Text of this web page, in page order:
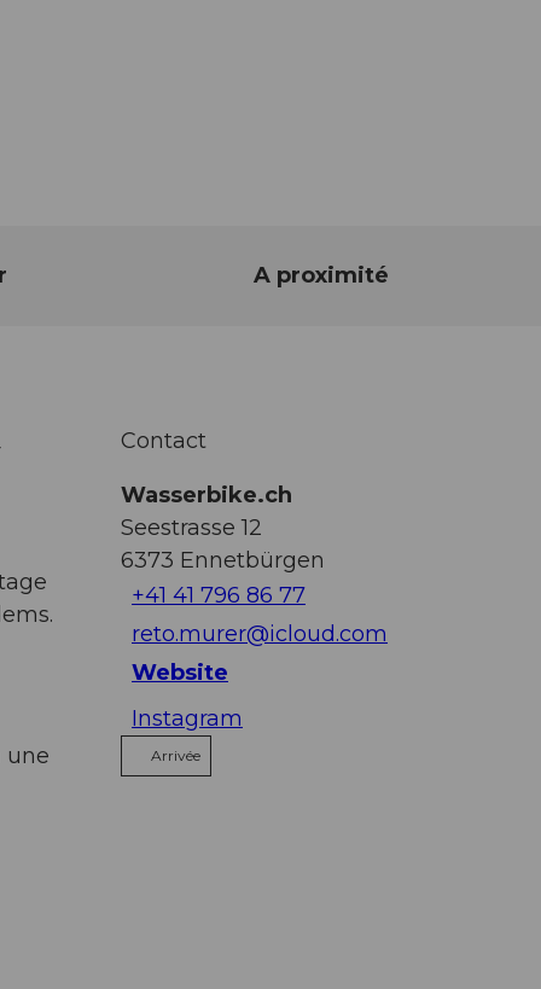
A proximité
une
Contact
Wasserbike.ch
Seestrasse 12
6373 Ennetbürgen
+41 41 796 86 77
reto.murer@icloud.com
Website
Instagram
Arrivée